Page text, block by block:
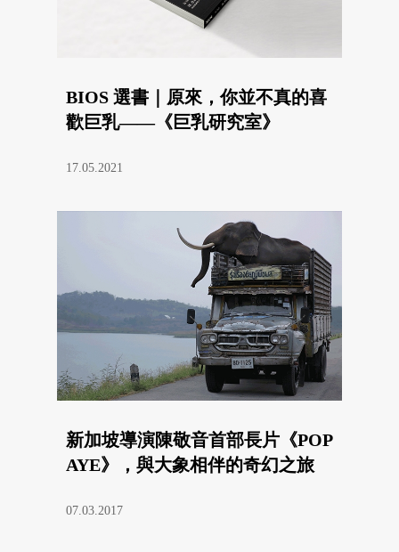
BIOS 選書｜原來，你並不真的喜
歡巨乳——《巨乳研究室》
17.05.2021
新加坡導演陳敬音首部長片《POP
AYE》，與大象相伴的奇幻之旅
07.03.2017